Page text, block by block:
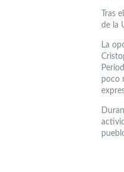
Tras
de la
La
poco